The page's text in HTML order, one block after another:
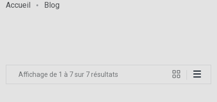
Accueil Blog
Affichage de 1 à 7 sur 7 résultats